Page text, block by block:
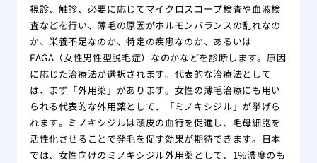
視診、触診、必要に応じてマイクロスコープ検査や血液検
査などを行い、薄毛の原因がホルモンバランスの乱れなの
か、栄養不足なのか、特定の疾患なのか、あるいは
FAGA（女性男性型脱毛症）なのかなどを診断します。原因
に応じた治療法が選択されます。代表的な治療法として
は、まず「外用薬」があります。女性の薄毛治療にも用い
られる代表的な外用薬として、「ミノキシジル」が挙げら
れます。ミノキシジルは頭皮の血行を促進し、毛母細胞を
活性化させることで発毛を促す効果が期待できます。日本
では、女性向けのミノキシジル外用薬として、1%濃度のも